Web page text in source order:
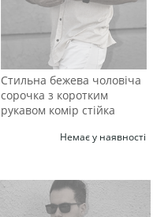
Стильна бежева чоловіча
сорочка з коротким
рукавом комір стійка
Немає у наявності